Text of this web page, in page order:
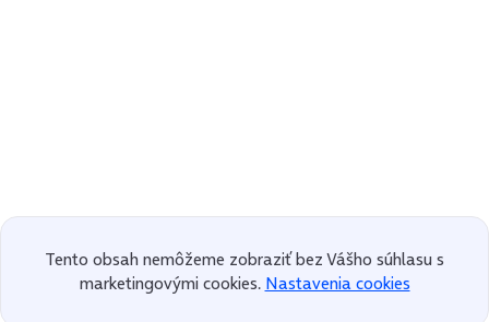
Tento obsah nemôžeme zobraziť bez Vášho súhlasu s
marketingovými cookies. Nastavenia cookies